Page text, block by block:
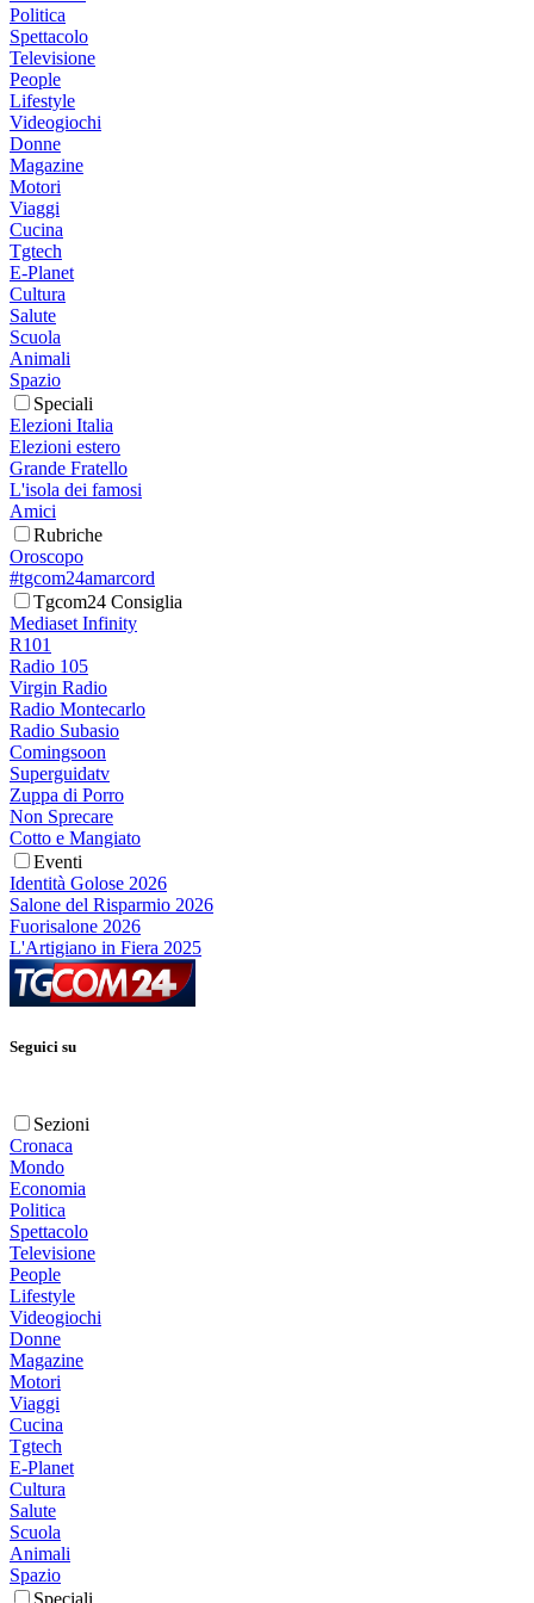
Politica
Spettacolo
Televisione
People
Lifestyle
Videogiochi
Donne
Magazine
Motori
Viaggi
Cucina
Tgtech
E-Planet
Cultura
Salute
Scuola
Animali
Spazio
Speciali
Elezioni Italia
Elezioni estero
Grande Fratello
L'isola dei famosi
Amici
Rubriche
Oroscopo
#tgcom24amarcord
Tgcom24 Consiglia
Mediaset Infinity
R101
Radio 105
Virgin Radio
Radio Montecarlo
Radio Subasio
Comingsoon
Superguidatv
Zuppa di Porro
Non Sprecare
Cotto e Mangiato
Eventi
Identità Golose 2026
Salone del Risparmio 2026
Fuorisalone 2026
L'Artigiano in Fiera 2025
Seguici su
Sezioni
Cronaca
Mondo
Economia
Politica
Spettacolo
Televisione
People
Lifestyle
Videogiochi
Donne
Magazine
Motori
Viaggi
Cucina
Tgtech
E-Planet
Cultura
Salute
Scuola
Animali
Spazio